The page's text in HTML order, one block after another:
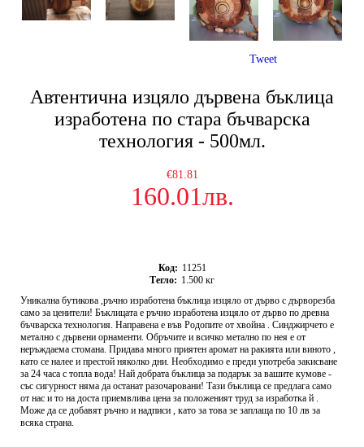
Автентична изцяло дървена бъклица
изработена по стара бъчварска
технология - 500мл.
€81.81
160.01лв.
Код: 11251
Тегло: 1.500 кг
Уникална бутикова ,ръчно изработена бъклица изцяло от дърво с дърворезба
само за ценители! Бъклицата е ръчно изработена изцяло от дърво по древна
бъчварска технология. Направена е във Родопите от хвойна . Синджирчето е
метално с дървени орнаменти. Обръчите и всичко метално по нея е от
неръждаема стомана. Придава много приятен аромат на ракията или виното ,
като се налее и престой няколко дни. Необходимо е преди употреба закисване
за 24 часа с топла вода! Най добрата бъклица за подарък за вашите кумове -
със сигурност няма да останат разочаровани! Тази бъклица се предлага само
от нас и то на доста приемвлива цена за положеният труд за изработка й .
Може да се добавят ръчно и надписи , като за това зе заплаща по 10 лв за
всяка страна.
Tweet